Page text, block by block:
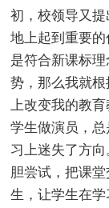
初，校领导又提
地上起到重要
是符合新课标
势，那么我就
上改变我的教
学生做演员，
习上迷失了方向
胆尝试，把课
生，让学生在学